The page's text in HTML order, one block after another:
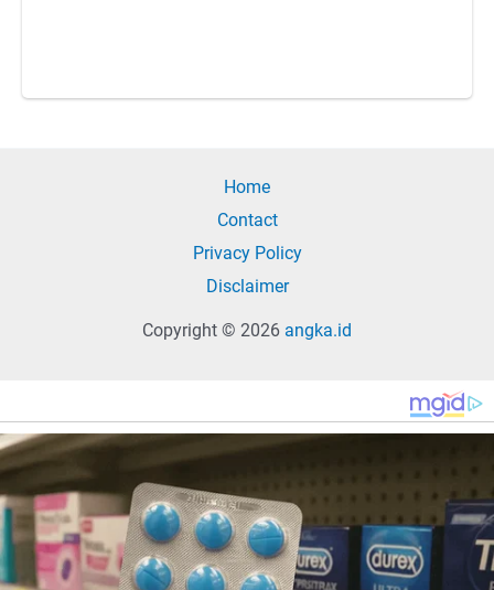
Home
Contact
Privacy Policy
Disclaimer
Copyright © 2026 angka.id